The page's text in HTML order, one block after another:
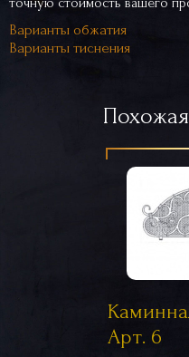
Варианты обжатия
Варианты тиснения
Арт. 6